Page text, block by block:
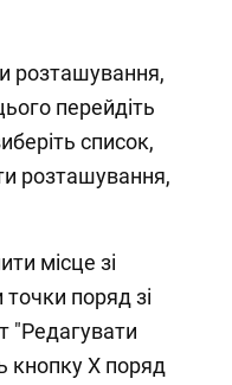
розташування,
перейдіть
список,
розташування,
місце зі
точки поряд зі
"Редагувати
кнопку X поряд